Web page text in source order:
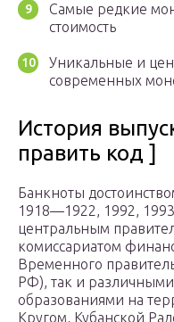
Самые редкие
стоимость
Уникальные и
современных
История
править код ]
Банкноты
1918—1922, 1992,
центральным
комиссариатом
Временного
РФ), так и различными
образованиями на
Кругом, Кубанской